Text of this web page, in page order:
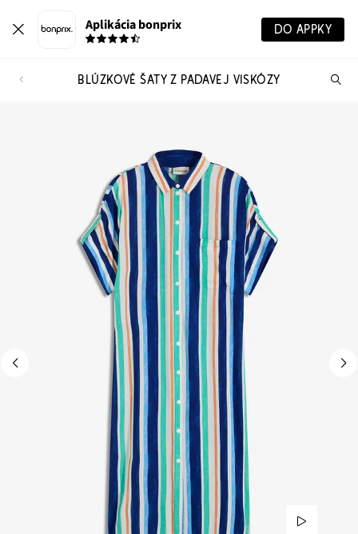
Aplikácia bonprix DO APPKY
BLÚZKOVÉ ŠATY Z PADAVEJ VISKÓZY